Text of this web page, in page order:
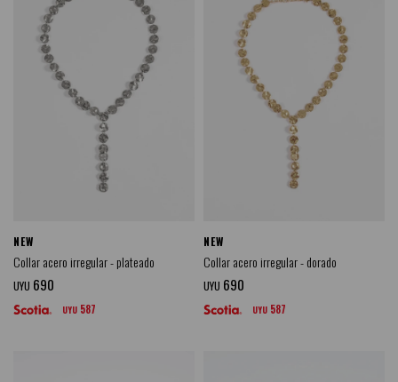
NEW
Collar acero irregular - plateado
UYU 690
UYU 587
NEW
Collar acero irregular - dorado
UYU 690
UYU 587